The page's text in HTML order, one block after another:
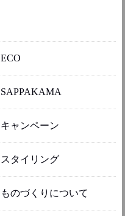
ECO
SAPPAKAMA
キャンペーン
スタイリング
ものづくりについて